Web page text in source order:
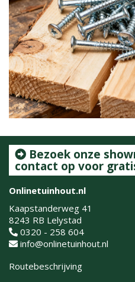
Bezoek onze
contact op voor
Onlinetuinhout.nl
Kaapstanderweg 41
8243 RB Lelystad
0320 - 258 604
info@onlinetuinhout.nl
Routebeschrijving